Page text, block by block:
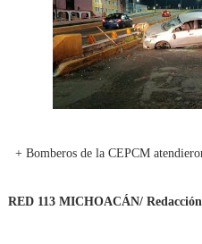
+ Bomberos de la CEPCM
RED 113 MICHOACÁN/ Redacción